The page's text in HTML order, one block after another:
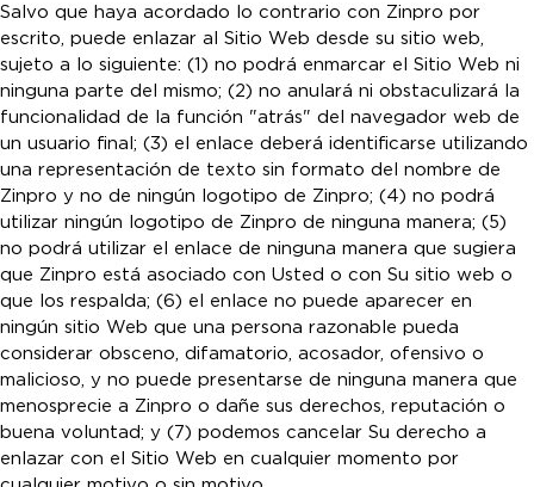
Salvo que haya acordado lo contrario con Zinpro por
escrito, puede enlazar al Sitio Web desde su sitio web,
sujeto a lo siguiente: (1) no podrá enmarcar el Sitio Web ni
ninguna parte del mismo; (2) no anulará ni obstaculizará la
funcionalidad de la función "atrás" del navegador web de
un usuario final; (3) el enlace deberá identificarse utilizando
una representación de texto sin formato del nombre de
Zinpro y no de ningún logotipo de Zinpro; (4) no podrá
utilizar ningún logotipo de Zinpro de ninguna manera; (5)
no podrá utilizar el enlace de ninguna manera que sugiera
que Zinpro está asociado con Usted o con Su sitio web o
que los respalda; (6) el enlace no puede aparecer en
ningún sitio Web que una persona razonable pueda
considerar obsceno, difamatorio, acosador, ofensivo o
malicioso, y no puede presentarse de ninguna manera que
menosprecie a Zinpro o dañe sus derechos, reputación o
buena voluntad; y (7) podemos cancelar Su derecho a
enlazar con el Sitio Web en cualquier momento por